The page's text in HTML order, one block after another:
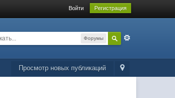
Войти Регистрация
Форумы
Просмотр новых публикаций